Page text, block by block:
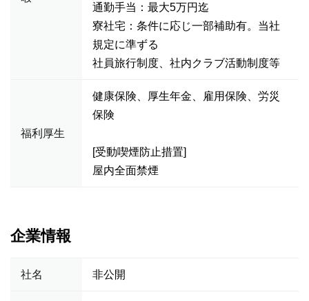
通勤手当：最大5万円迄
寮社宅：条件に応じ一部補助有。当社
規定に準ずる
社員旅行制度、社内クラブ活動制度等
福利厚生
健康保険、厚生年金、雇用保険、労災
保険
[受動喫煙防止措置]
屋内全面禁煙
企業情報
社名 非公開